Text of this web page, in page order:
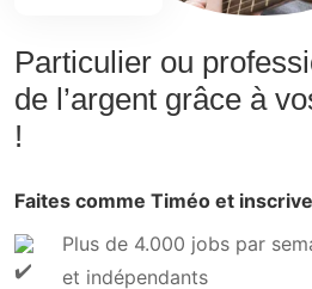
Particulier ou
de l’argent grâce à
!
Faites comme Timéo et
Plus de 4.000 jobs par
et indépendants